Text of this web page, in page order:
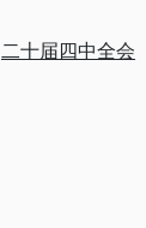
二十届四中全会